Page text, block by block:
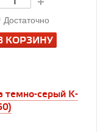
темно-серый K-
Достаточно
КОРЗИНУ